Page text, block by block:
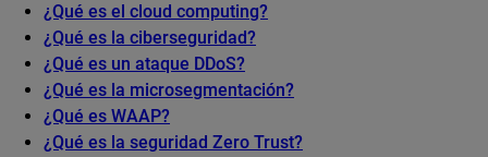
¿Qué es el cloud computing?
¿Qué es la ciberseguridad?
¿Qué es un ataque DDoS?
¿Qué es la microsegmentación?
¿Qué es WAAP?
¿Qué es la seguridad Zero Trust?